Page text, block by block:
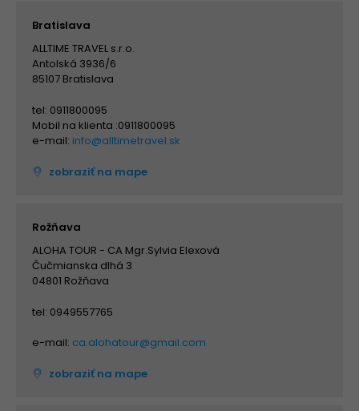
Bratislava
ALLTIME TRAVEL s.r.o.
Antolská 3936/6
85107 Bratislava
tel: 0911800095
Mobil na klienta :0911800095
e-mail: info@alltimetravel.sk
zobraziť na mape
Rožňava
ALOHA TOUR - CA Mgr.Sylvia Elexová
Čučmianska dlhá 3
04801 Rožňava
tel: 0949557765
e-mail: ca.alohatour@gmail.com
zobraziť na mape